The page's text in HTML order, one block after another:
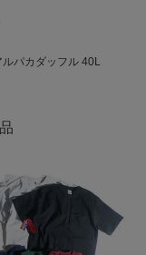
パカダッフル 40L